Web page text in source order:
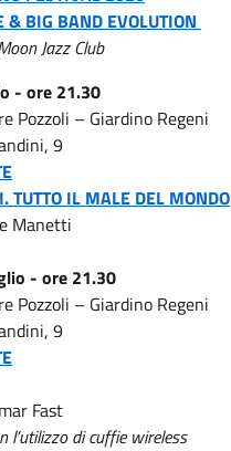
& BIG BAND EVOLUTION
Jazz Club
- ore 21.30
Pozzoli – Giardino Regeni
9
TUTTO IL MALE DEL MONDO
Manetti
- ore 21.30
Pozzoli – Giardino Regeni
9
Fast
l’utilizzo di cuffie wireless